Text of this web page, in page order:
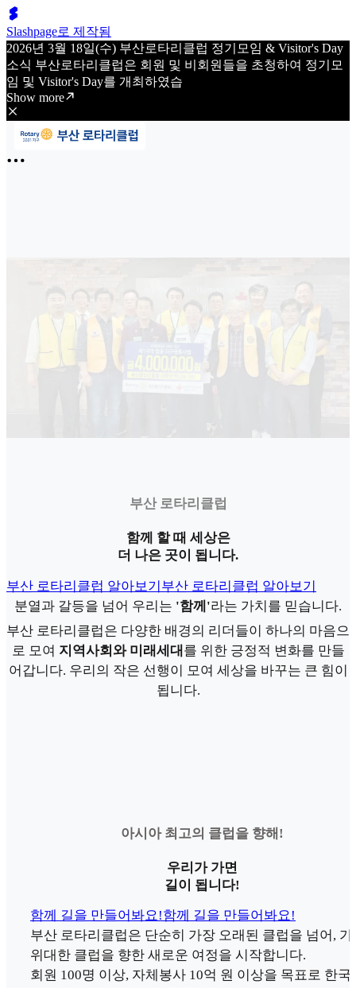
Slashpage로 제작됨
2026년 3월 18일(수) 부산로타리클럽 정기모임 & Visitor's Day
소식 부산로타리클럽은 회원 및 비회원들을 초청하여 정기모
임 및 Visitor's Day를 개최하였습
Show more
부산 로타리클럽
함께 할 때 세상은
더 나은 곳이 됩니다.
부산 로타리클럽 알아보기 부산 로타리클럽 알아보기
분열과 갈등을 넘어 우리는 '함께'라는 가치를 믿습니다.
부산 로타리클럽은 다양한 배경의 리더들이 하나의 마음으
로 모여 지역사회와 미래세대 를 위한 긍정적 변화를 만들
어갑니다. 우리의 작은 선행이 모여 세상을 바꾸는 큰 힘이
됩니다.
아시아 최고의 클럽을 향해!
우리가 가면
길이 됩니다!
함께 길을 만들어봐요!함께 길을 만들어봐요!
부산 로타리클럽은 단순히 가장 오래된 클럽을 넘어, 가
위대한 클럽을 향한 새로운 여정을 시작합니다.
회원 100명 이상, 자체봉사 10억 원 이상을 목표로 한국